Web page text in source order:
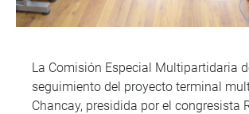
La Comisión Especial Multipartidaria
seguimiento del proyecto terminal
Chancay, presidida por el congresista